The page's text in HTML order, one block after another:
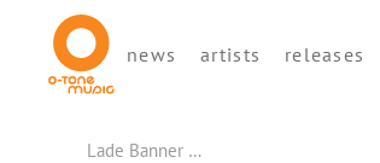
news artists releases
Lade Banner …